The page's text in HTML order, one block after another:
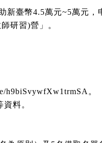
臺幣4.5萬元~5萬元，
研習)營」。
h9biSvywfXw1trmSA。
料。